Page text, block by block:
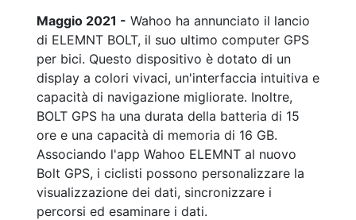
Maggio 2021 - Wahoo ha annunciato il lancio
di ELEMNT BOLT, il suo ultimo computer GPS
per bici. Questo dispositivo è dotato di un
display a colori vivaci, un'interfaccia intuitiva e
capacità di navigazione migliorate. Inoltre,
BOLT GPS ha una durata della batteria di 15
ore e una capacità di memoria di 16 GB.
Associando l'app Wahoo ELEMNT al nuovo
Bolt GPS, i ciclisti possono personalizzare la
visualizzazione dei dati, sincronizzare i
percorsi ed esaminare i dati.